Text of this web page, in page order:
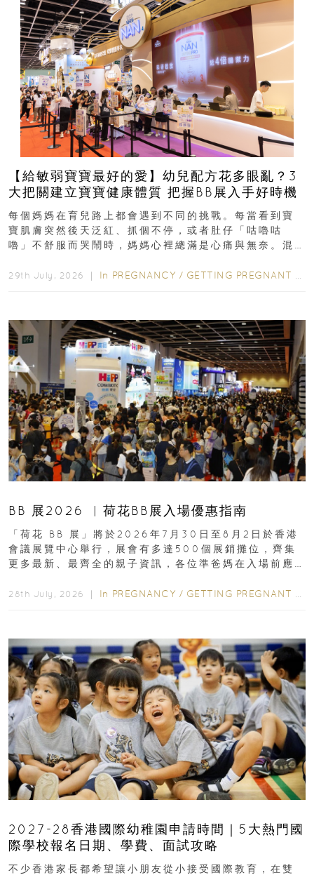
【給敏弱寶寶最好的愛】幼兒配方花多眼亂？3
大把關建立寶寶健康體質 把握BB展入手好時機
每個媽媽在育兒路上都會遇到不同的挑戰。每當看到寶
寶肌膚突然後天泛紅、抓個不停，或者肚仔「咕嚕咕
嚕」不舒服而哭鬧時，媽媽心裡總滿是心痛與無奈。混
29th July, 2026 ｜ In PREGNANCY / GETTING PREGNANT
BB 展2026 ︳荷花BB展入場優惠指南
「荷花 BB 展」將於2026年7月30日至8月2日於香港
會議展覽中心舉行，展會有多達500個展銷攤位，齊集
更多最新、最齊全的親子資訊，各位準爸媽在入場前應
28th July, 2026 ｜ In PREGNANCY / GETTING PREGNANT
2027-28香港國際幼稚園申請時間｜5大熱門國
際學校報名日期、學費、面試攻略
不少香港家長都希望讓小朋友從小接受國際教育，在雙